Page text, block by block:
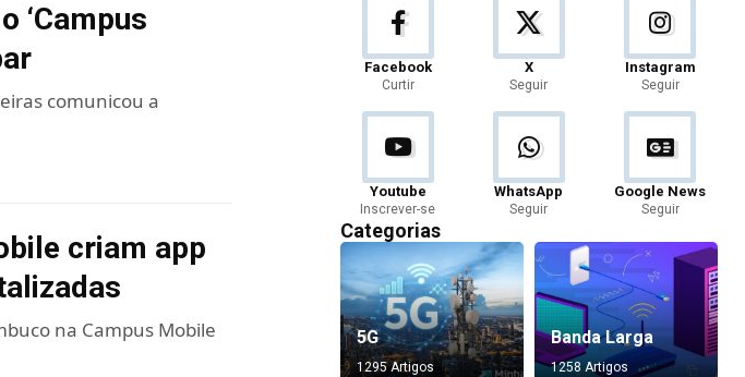
‘Campus
comunicou a
criam app
na Campus Mobile
Facebook
Curtir
X
Seguir
Instagram
Seguir
Youtube
Inscrever-se
WhatsApp
Seguir
Google News
Seguir
Categorias
5G
1295 Artigos
Banda Larga
1258 Artigos